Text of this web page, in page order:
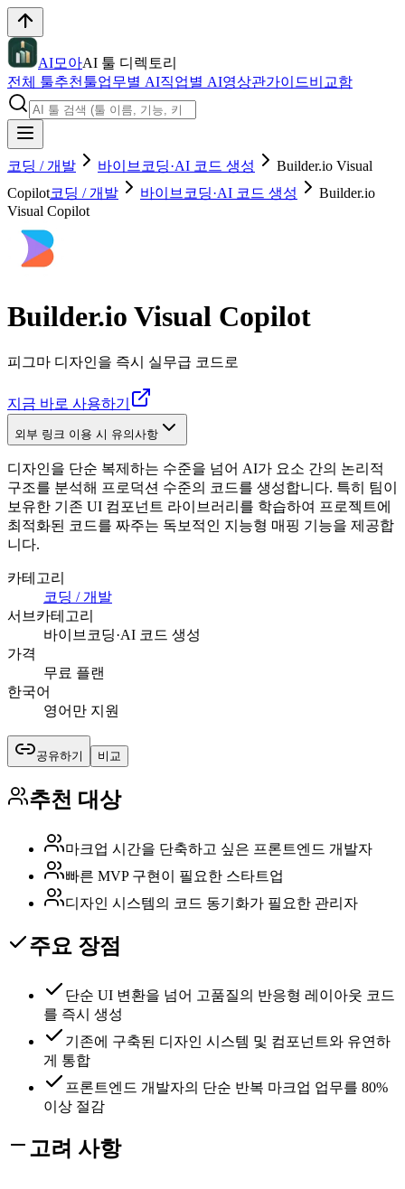
AI모아AI 툴 디렉토리
전체 툴추천툴업무별 AI직업별 AI영상관가이드비교함
코딩 / 개발 바이브코딩·AI 코드 생성
Builder.io Visual
Copilot코딩 / 개발 바이브코딩·AI 코드 생성
Builder.io
Visual Copilot
Builder.io Visual Copilot
피그마 디자인을 즉시 실무급 코드로
지금 바로 사용하기
외부 링크 이용 시 유의사항
디자인을 단순 복제하는 수준을 넘어 AI가 요소 간의 논리적
구조를 분석해 프로덕션 수준의 코드를 생성합니다. 특히 팀이
보유한 기존 UI 컴포넌트 라이브러리를 학습하여 프로젝트에
최적화된 코드를 짜주는 독보적인 지능형 매핑 기능을 제공합
니다.
카테고리
코딩 / 개발
서브카테고리
바이브코딩·AI 코드 생성
가격
무료 플랜
한국어
영어만 지원
공유하기 비교
추천 대상
마크업 시간을 단축하고 싶은 프론트엔드 개발자
빠른 MVP 구현이 필요한 스타트업
디자인 시스템의 코드 동기화가 필요한 관리자
주요 장점
단순 UI 변환을 넘어 고품질의 반응형 레이아웃 코드
를 즉시 생성
기존에 구축된 디자인 시스템 및 컴포넌트와 유연하
게 통합
프론트엔드 개발자의 단순 반복 마크업 업무를 80%
이상 절감
고려 사항